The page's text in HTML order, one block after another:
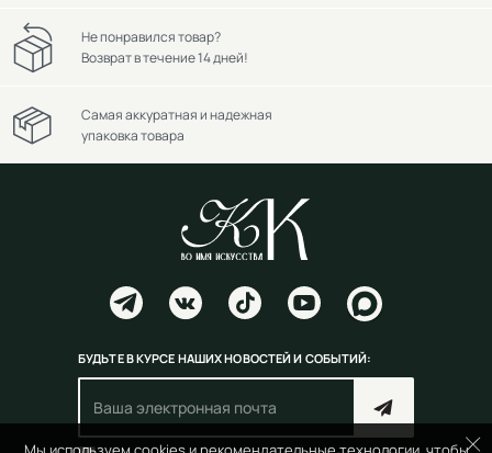
Не понравился товар?
Возврат в течение 14 дней!
Самая аккуратная и надежная
упаковка товара
БУДЬТЕ В КУРСЕ НАШИХ НОВОСТЕЙ И СОБЫТИЙ: